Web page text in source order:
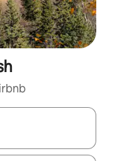
folosind tastele